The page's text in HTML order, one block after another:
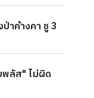
าค้างคา ชู 3
พลัส" ไม่ผิด